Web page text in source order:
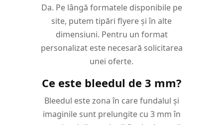
Da. Pe lângă formatele disponibile pe
site, putem tipări flyere și în alte
dimensiuni. Pentru un format
personalizat este necesară solicitarea
unei oferte.
Ce este bleedul de 3 mm?
Bleedul este zona în care fundalul și
imaginile sunt prelungite cu 3 mm în